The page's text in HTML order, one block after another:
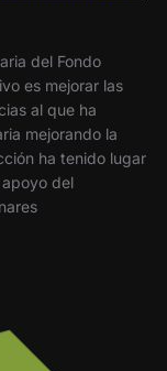
del Fondo
es mejorar las
al que ha
mejorando la
ha tenido lugar
del